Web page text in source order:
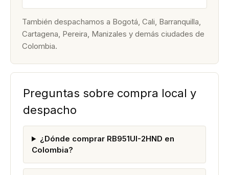
También despachamos a Bogotá, Cali, Barranquilla,
Cartagena, Pereira, Manizales y demás ciudades de
Colombia.
Preguntas sobre compra local y
despacho
¿Dónde comprar RB951UI-2HND en
Colombia?